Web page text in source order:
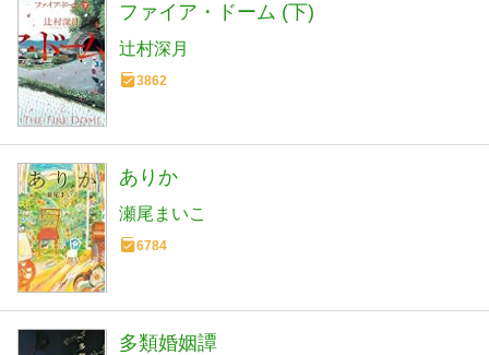
ファイア・ドーム (下)
辻村深月
3862
ありか
瀬尾まいこ
6784
多類婚姻譚